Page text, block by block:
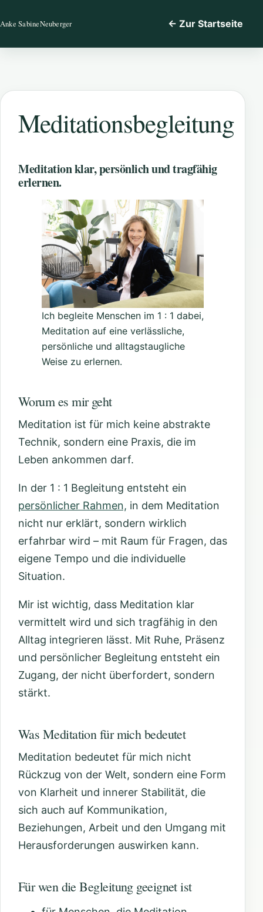
Anke SabineNeuberger ← Zur Startseite
Meditationsbegleitung
Meditation klar, persönlich und tragfähig
erlernen.
Ich begleite Menschen im 1 : 1 dabei,
Meditation auf eine verlässliche,
persönliche und alltagstaugliche
Weise zu erlernen.
Worum es mir geht
Meditation ist für mich keine abstrakte
Technik, sondern eine Praxis, die im
Leben ankommen darf.
In der 1 : 1 Begleitung entsteht ein
persönlicher Rahmen, in dem Meditation
nicht nur erklärt, sondern wirklich
erfahrbar wird – mit Raum für Fragen, das
eigene Tempo und die individuelle
Situation.
Mir ist wichtig, dass Meditation klar
vermittelt wird und sich tragfähig in den
Alltag integrieren lässt. Mit Ruhe, Präsenz
und persönlicher Begleitung entsteht ein
Zugang, der nicht überfordert, sondern
stärkt.
Was Meditation für mich bedeutet
Meditation bedeutet für mich nicht
Rückzug von der Welt, sondern eine Form
von Klarheit und innerer Stabilität, die
sich auch auf Kommunikation,
Beziehungen, Arbeit und den Umgang mit
Herausforderungen auswirken kann.
Für wen die Begleitung geeignet ist